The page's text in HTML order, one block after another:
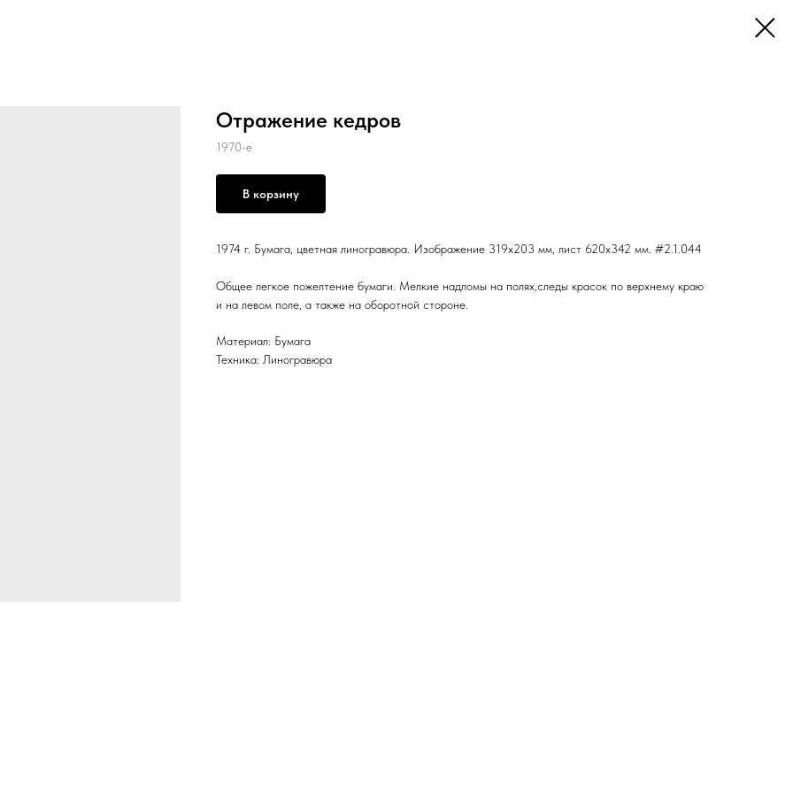
Отражение кедров
1970-е
В корзину
1974 г. Бумага, цветная линогравюра. Изображение 319x203 мм, лист 620x342 мм. #2.1.044
Общее легкое пожелтение бумаги. Мелкие надломы на полях,следы красок по верхнему краю
и на левом поле, а также на оборотной стороне.
Материал: Бумага
Техника: Линогравюра